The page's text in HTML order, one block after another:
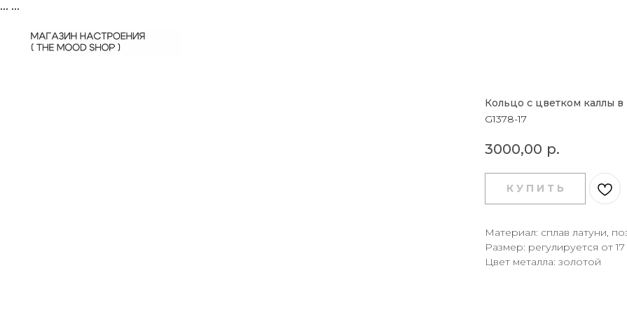
... ...
Кольцо с цветком каллы
G1378-17
3000,00 р.
К У П И Т Ь
Материал: сплав латуни,
Размер: регулируется от
Цвет металла: золотой